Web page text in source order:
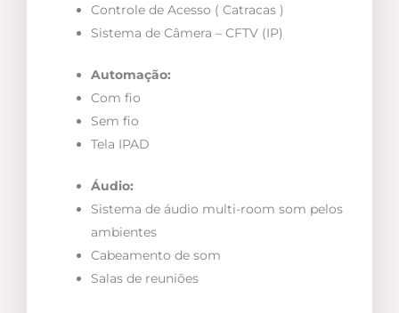
Controle de Acesso ( Catracas )
Sistema de Câmera – CFTV (IP)
Automação:
Com fio
Sem fio
Tela IPAD
Áudio:
Sistema de áudio multi-room som pelos
ambientes
Cabeamento de som
Salas de reuniões